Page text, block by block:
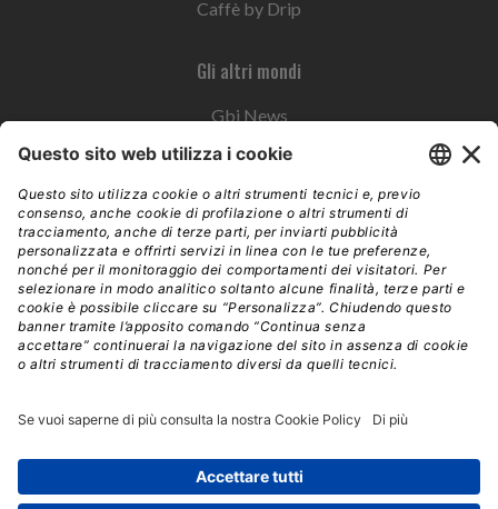
Caffè by Drip
Gli altri mondi
Gbi News
Instoremag
Esplora il gruppo
Edra Edizioni
Edizioni LSWR
LSWR Group
Mixer è un prodotto del network Edra Edizioni. Direzione, amministrazione,
redazione, pubblicità | © Copyright 2026 – Tutti i diritti riservati | Partita IVA e C.F.